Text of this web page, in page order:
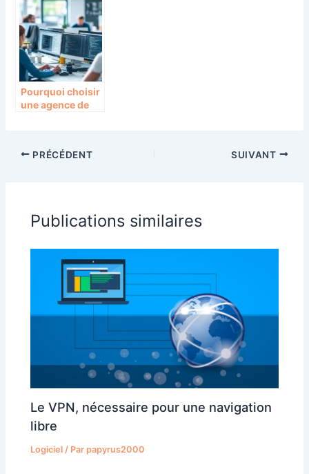
pour vos
partages
professionnels ?
Pourquoi choisir
une agence de
PRÉCÉDENT SUIVANT
Publications similaires
Le VPN, nécessaire pour une navigation
libre
Logiciel / Parpapyrus2000